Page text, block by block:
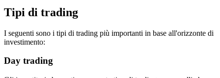
Tipi di trading
I seguenti sono i tipi di trading più importanti in base all'orizzonte di
investimento:
Day trading